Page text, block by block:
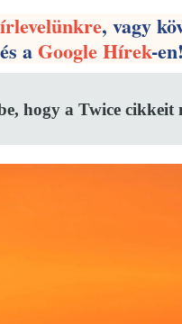
, vagy
és aGoogle Hírek-en!
hogy a Twice cikkeit